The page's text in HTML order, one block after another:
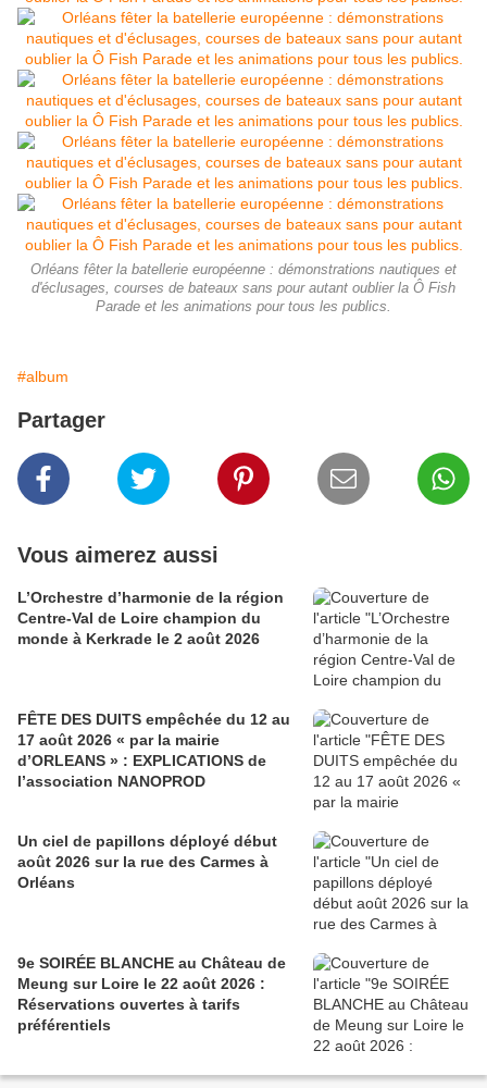
Orléans fêter la batellerie européenne : démonstrations nautiques et
d'éclusages, courses de bateaux sans pour autant oublier la Ô Fish
Parade et les animations pour tous les publics.
#album
Partager
Vous aimerez aussi
L’Orchestre d’harmonie de la région
Centre-Val de Loire champion du
monde à Kerkrade le 2 août 2026
FÊTE DES DUITS empêchée du 12 au
17 août 2026 « par la mairie
d’ORLEANS » : EXPLICATIONS de
l’association NANOPROD
Un ciel de papillons déployé début
août 2026 sur la rue des Carmes à
Orléans
9e SOIRÉE BLANCHE au Château de
Meung sur Loire le 22 août 2026 :
Réservations ouvertes à tarifs
préférentiels